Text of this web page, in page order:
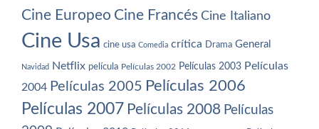
Cine Europeo Cine Francés Cine Italiano
Cine Usa cine usa Comedia crítica Drama General
Navidad Netflix película Películas 2002 Películas 2003 Películas
2004 Películas 2005 Películas 2006
Películas 2007 Películas 2008 Películas